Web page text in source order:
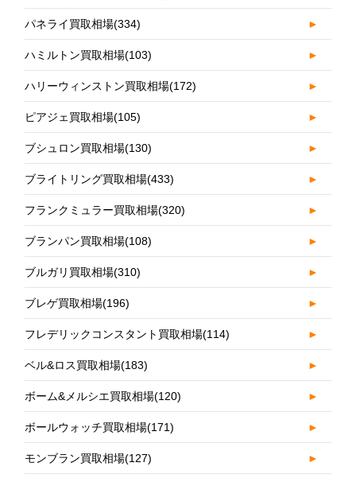
パネライ買取相場(334) ►
ハミルトン買取相場(103) ►
ハリーウィンストン買取相場(172) ►
ピアジェ買取相場(105) ►
ブシュロン買取相場(130) ►
ブライトリング買取相場(433) ►
フランクミュラー買取相場(320) ►
ブランパン買取相場(108) ►
ブルガリ買取相場(310) ►
ブレゲ買取相場(196) ►
フレデリックコンスタント買取相場(114) ►
ベル&ロス買取相場(183) ►
ボーム&メルシエ買取相場(120) ►
ボールウォッチ買取相場(171) ►
モンブラン買取相場(127) ►